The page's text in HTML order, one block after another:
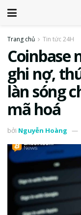
Trang chủ Tin tức 24H
Coinbase
ghi nợ,
làn sóng
mã hoá
bởi Nguyễn Hoàng